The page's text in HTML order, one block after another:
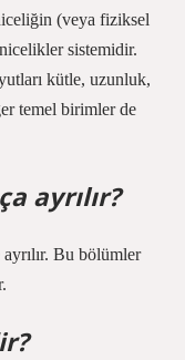
(veya fiziksel
sistemidir.
kütle, uzunluk,
temel birimler de
ayrılır?
Bu bölümler